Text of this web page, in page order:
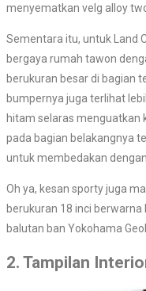
menyematkan velg alloy
Sementara itu, untuk Land
bergaya rumah tawon
berukuran besar di bagian
bumpernya juga terlihat
hitam selaras menguatkan
pada bagian belakangnya
untuk membedakan
Oh ya, kesan sporty juga
berukuran 18 inci berwarna
balutan ban Yokohama
2. Tampilan